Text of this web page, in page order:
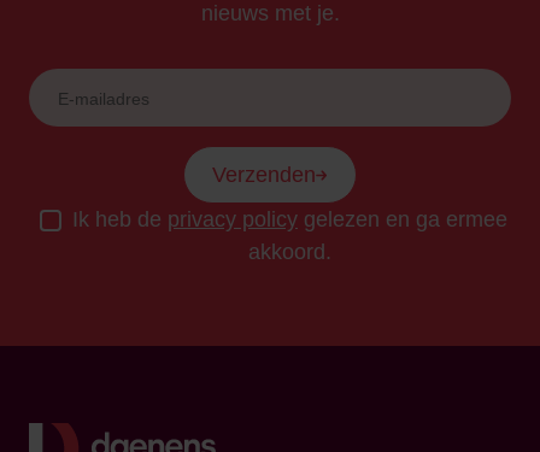
nieuws met je.
Verzenden
Ik heb de privacy policygelezen en ga ermee
akkoord.
Terug